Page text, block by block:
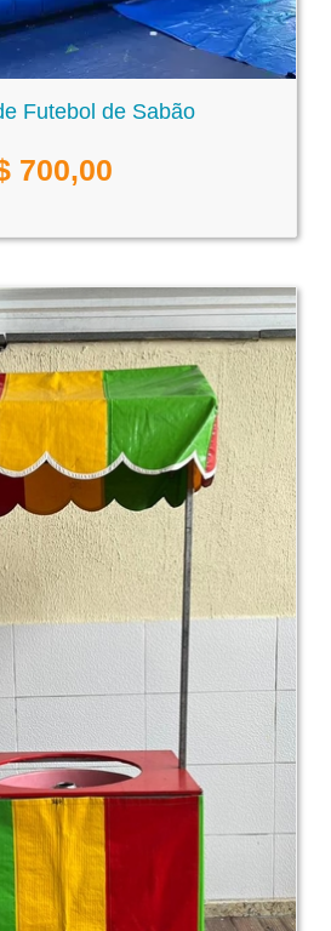
Futebol de Sabão
700,00